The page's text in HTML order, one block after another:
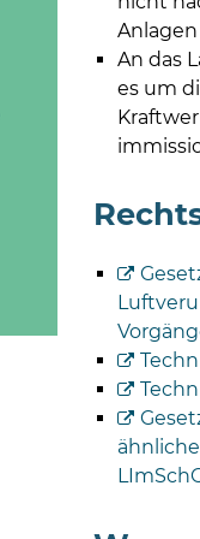
An das
es um